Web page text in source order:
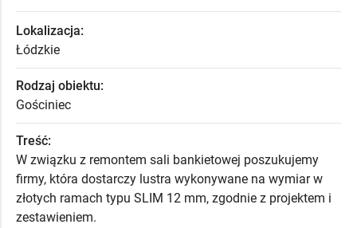
Lokalizacja:
Łódzkie
Rodzaj obiektu:
Gościniec
Treść:
W związku z remontem sali bankietowej poszukujemy
firmy, która dostarczy lustra wykonywane na wymiar w
złotych ramach typu SLIM 12 mm, zgodnie z projektem i
zestawieniem.